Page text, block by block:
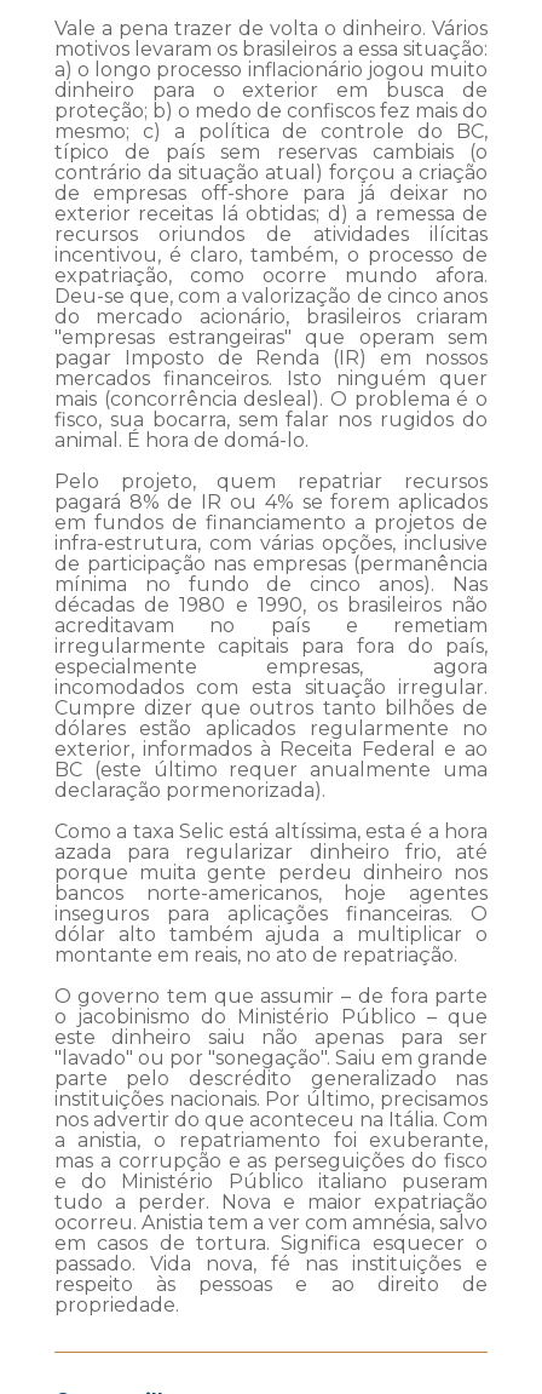
Vale a pena trazer de volta o dinheiro. Vários
motivos levaram os brasileiros a essa situação:
a) o longo processo inflacionário jogou muito
dinheiro para o exterior em busca de
proteção; b) o medo de confiscos fez mais do
mesmo; c) a política de controle do BC,
típico de país sem reservas cambiais (o
contrário da situação atual) forçou a criação
de empresas off-shore para já deixar no
exterior receitas lá obtidas; d) a remessa de
recursos oriundos de atividades ilícitas
incentivou, é claro, também, o processo de
expatriação, como ocorre mundo afora.
Deu-se que, com a valorização de cinco anos
do mercado acionário, brasileiros criaram
"empresas estrangeiras" que operam sem
pagar Imposto de Renda (IR) em nossos
mercados financeiros. Isto ninguém quer
mais (concorrência desleal). O problema é o
fisco, sua bocarra, sem falar nos rugidos do
animal. É hora de domá-lo.
Pelo projeto, quem repatriar recursos
pagará 8% de IR ou 4% se forem aplicados
em fundos de financiamento a projetos de
infra-estrutura, com várias opções, inclusive
de participação nas empresas (permanência
mínima no fundo de cinco anos). Nas
décadas de 1980 e 1990, os brasileiros não
acreditavam no país e remetiam
irregularmente capitais para fora do país,
especialmente empresas, agora
incomodados com esta situação irregular.
Cumpre dizer que outros tanto bilhões de
dólares estão aplicados regularmente no
exterior, informados à Receita Federal e ao
BC (este último requer anualmente uma
declaração pormenorizada).
Como a taxa Selic está altíssima, esta é a hora
azada para regularizar dinheiro frio, até
porque muita gente perdeu dinheiro nos
bancos norte-americanos, hoje agentes
inseguros para aplicações financeiras. O
dólar alto também ajuda a multiplicar o
montante em reais, no ato de repatriação.
O governo tem que assumir – de fora parte
o jacobinismo do Ministério Público – que
este dinheiro saiu não apenas para ser
"lavado" ou por "sonegação". Saiu em grande
parte pelo descrédito generalizado nas
instituições nacionais. Por último, precisamos
nos advertir do que aconteceu na Itália. Com
a anistia, o repatriamento foi exuberante,
mas a corrupção e as perseguições do fisco
e do Ministério Público italiano puseram
tudo a perder. Nova e maior expatriação
ocorreu. Anistia tem a ver com amnésia, salvo
em casos de tortura. Significa esquecer o
passado. Vida nova, fé nas instituições e
respeito às pessoas e ao direito de
propriedade.